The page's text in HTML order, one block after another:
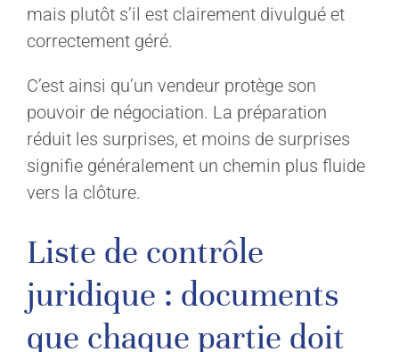
mais plutôt s’il est clairement divulgué et
correctement géré.
C’est ainsi qu’un vendeur protège son
pouvoir de négociation. La préparation
réduit les surprises, et moins de surprises
signifie généralement un chemin plus fluide
vers la clôture.
Liste de contrôle
juridique : documents
que chaque partie doit